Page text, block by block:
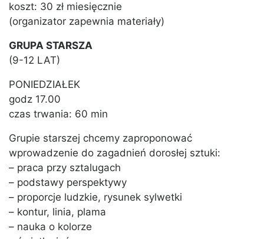
koszt: 30 zł miesięcznie
(organizator zapewnia materiały)
GRUPA STARSZA
(9-12 LAT)
PONIEDZIAŁEK
godz 17.00
czas trwania: 60 min
Grupie starszej chcemy zaproponować
wprowadzenie do zagadnień dorosłej sztuki:
– praca przy sztalugach
– podstawy perspektywy
– proporcje ludzkie, rysunek sylwetki
– kontur, linia, plama
– nauka o kolorze